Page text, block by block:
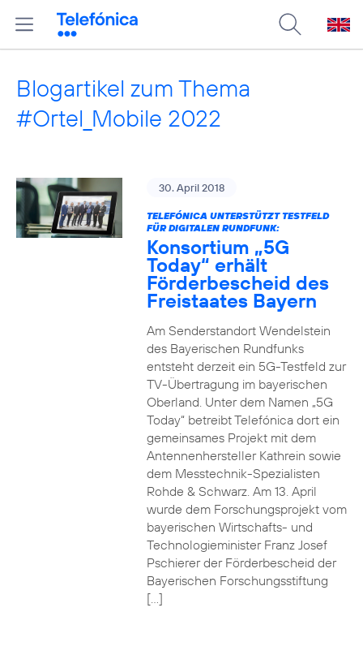
Blogartikel zum Thema
#Ortel_Mobile 2022
30. April 2018
TELEFÓNICA UNTERSTÜTZT TESTFELD
FÜR DIGITALEN RUNDFUNK:
Konsortium „5G
Today“ erhält
Förderbescheid des
Freistaates Bayern
Am Senderstandort Wendelstein
des Bayerischen Rundfunks
entsteht derzeit ein 5G-Testfeld zur
TV-Übertragung im bayerischen
Oberland. Unter dem Namen „5G
Today“ betreibt Telefónica dort ein
gemeinsames Projekt mit dem
Antennenhersteller Kathrein sowie
dem Messtechnik-Spezialisten
Rohde & Schwarz. Am 13. April
wurde dem Forschungsprojekt vom
bayerischen Wirtschafts- und
Technologieminister Franz Josef
Pschierer der Förderbescheid der
Bayerischen Forschungsstiftung
[…]